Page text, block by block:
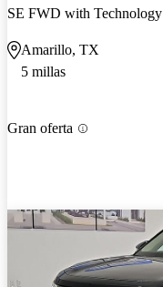
SE FWD with Technology
Amarillo, TX
5 millas
Gran oferta